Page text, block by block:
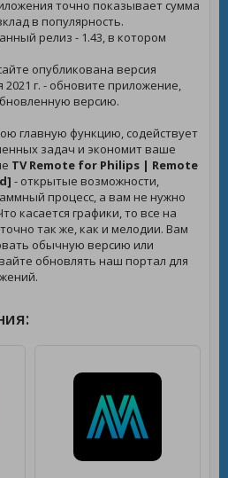
точно показывает сумма
в популярность.
релиз - 1.43, в котором
опубликована версия
г. - обновите приложение,
версию.
главную функцию, содействует
задач и экономит ваше
TV Remote for Philips | Remote
- открытые возможности,
процесс, а вам не нужно
касается графики, то все на
так же, как и мелодии. Вам
обычную версию или
обновлять наш портал для